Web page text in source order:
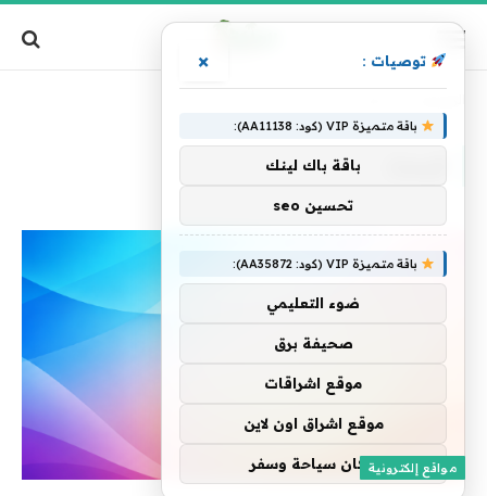
مواقع إلكترونية
توصيات : ×
باقة متميزة VIP (كود: AA11138):
باقة باك لينك
تحسين seo
باقة متميزة VIP (كود: AA35872):
ضوء التعليمي
صحيفة برق
موقع اشراقات
موقع اشراق اون لاين
اركان سياحة وسفر